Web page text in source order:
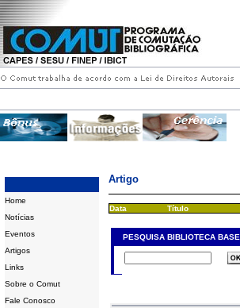
Home
Notícias
Eventos
Artigos
Links
Sobre o Comut
Fale Conosco
Artigo
Data Título
PESQUISA BIBLIOTECA BASE